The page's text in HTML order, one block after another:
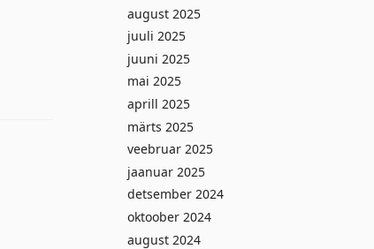
august 2025
juuli 2025
juuni 2025
mai 2025
aprill 2025
märts 2025
veebruar 2025
jaanuar 2025
detsember 2024
oktoober 2024
august 2024